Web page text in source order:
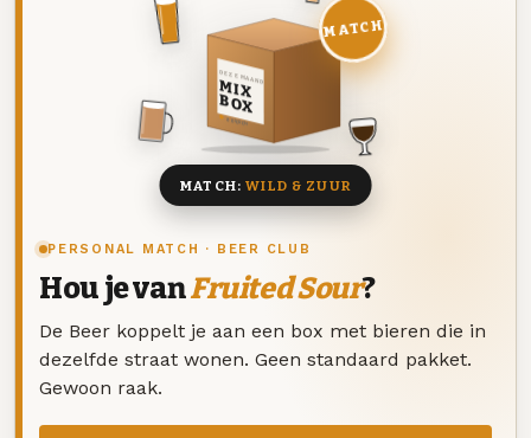
PERSONAL MATCH · BEER CLUB
Hou je vanFruited Sour?
De Beer koppelt je aan een box met bieren die in
dezelfde straat wonen. Geen standaard pakket.
Gewoon raak.
DEZE MAAND
MIX
BOX
8 BIEREN
MATCH
MATCH:WILD & ZUUR